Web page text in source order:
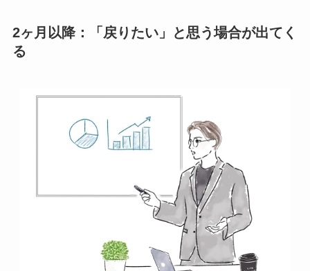
2ヶ月以降：「戻りたい」と思う場合が出てく
る